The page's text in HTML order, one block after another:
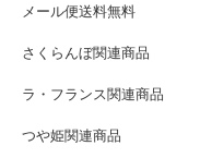
メール便送料無料
さくらんぼ関連商品
ラ・フランス関連商品
つや姫関連商品